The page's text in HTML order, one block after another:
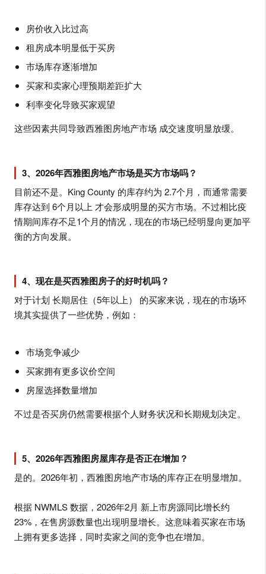
房价收入比过高
租房成本明显低于买房
市场库存逐渐增加
买家和卖家心理预期差距扩大
利率变化导致买家观望
这些因素共同导致西雅图房地产市场 成交速度明显放缓。
3、2026年西雅图房地产市场是买方市场吗？
目前还不是。King County 的库存约为 2.7个月，而通常需要
库存达到 6个月以上 才会形成明显的买方市场。不过相比疫
情期间库存不足1个月的情况，现在的市场已经明显向更加平
衡的方向发展。
4、现在是买西雅图房子的好时机吗？
对于计划 长期居住（5年以上） 的买家来说，现在的市场环
境其实提供了一些优势，例如：
市场竞争减少
买家拥有更多议价空间
房屋选择数量增加
不过是否买房仍然需要根据个人财务状况和长期规划决定。
5、2026年西雅图房屋库存是否正在增加？
是的。2026年初，西雅图房地产市场的库存正在明显增加。
根据 NWMLS 数据，2026年2月 新上市房源同比增长约
23%，在售房源数量也出现明显增长。这意味着买家在市场
上拥有更多选择，同时卖家之间的竞争也在增加。